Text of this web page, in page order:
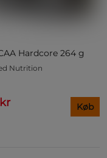
Hardcore 264 g
Nutrition
Køb